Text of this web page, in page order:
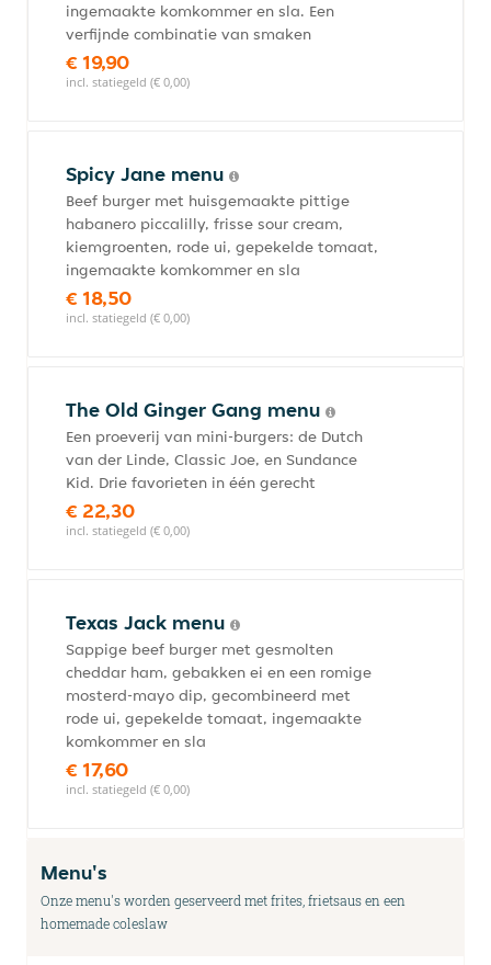
ingemaakte komkommer en sla. Een
verfijnde combinatie van smaken
€ 19,90
incl. statiegeld (€ 0,00)
Spicy Jane menu
Beef burger met huisgemaakte pittige
habanero piccalilly, frisse sour cream,
kiemgroenten, rode ui, gepekelde tomaat,
ingemaakte komkommer en sla
€ 18,50
incl. statiegeld (€ 0,00)
The Old Ginger Gang menu
Een proeverij van mini-burgers: de Dutch
van der Linde, Classic Joe, en Sundance
Kid. Drie favorieten in één gerecht
€ 22,30
incl. statiegeld (€ 0,00)
Texas Jack menu
Sappige beef burger met gesmolten
cheddar ham, gebakken ei en een romige
mosterd-mayo dip, gecombineerd met
rode ui, gepekelde tomaat, ingemaakte
komkommer en sla
€ 17,60
incl. statiegeld (€ 0,00)
Menu's
Onze menu's worden geserveerd met frites, frietsaus en een
homemade coleslaw